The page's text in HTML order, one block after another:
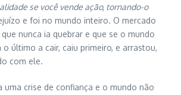
se você vende ação, tornando-o
e foi no mundo inteiro. O mercado
nunca ia quebrar e que se o mundo
o último a cair, caiu primeiro, e arrastou,
com ele.
uma crise de confiança e o mundo não